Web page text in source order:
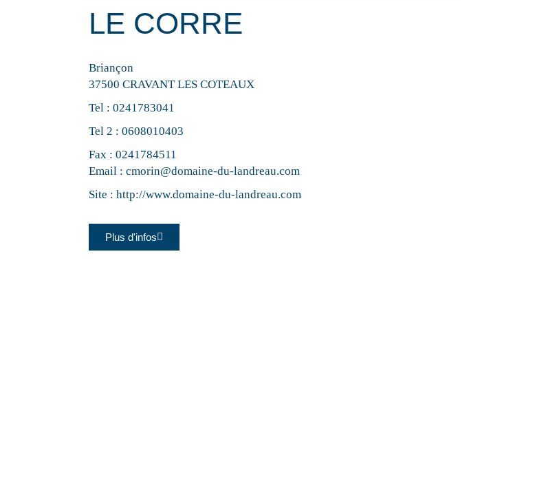
LE CORRE
Briançon
37500 CRAVANT LES COTEAUX
Tel : 0241783041
Tel 2 : 0608010403
Fax : 0241784511
Email : cmorin@domaine-du-landreau.com
Site : http://www.domaine-du-landreau.com
Plus d'infos